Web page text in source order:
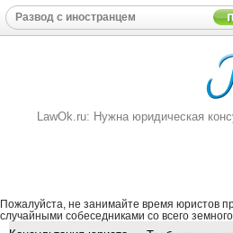
LawOk.ru: Нужна юридическая
Пожалуйста, не занимайте время юристов
случайными собеседниками со всего